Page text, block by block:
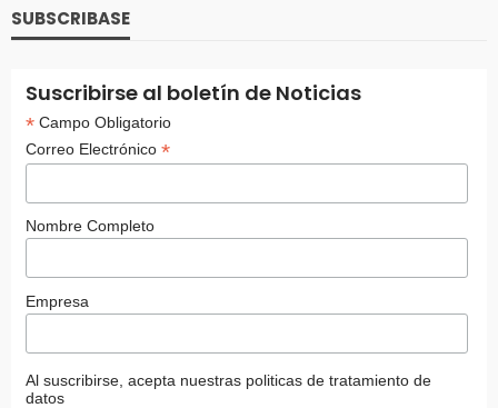
SUBSCRIBASE
Suscribirse al boletín de Noticias
*Campo Obligatorio
Correo Electrónico *
Nombre Completo
Empresa
Al suscribirse, acepta nuestras politicas de tratamiento de
datos